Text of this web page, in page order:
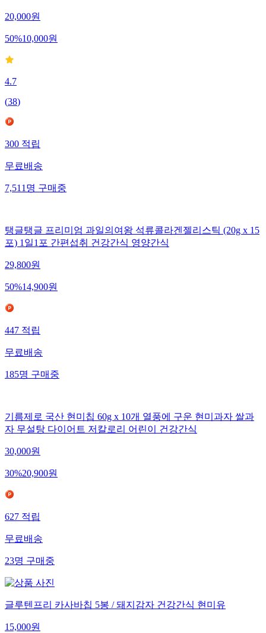
20,000원
50%10,000원
4.7
(38)
300 적립
무료배송
7,511 명 구매중
탱글탱글 프리미엄 과일의여왕 석류콜라겐젤리스틱 (20g x 15
포) 1일1포 간편섭취 건강간식 영양간식
29,800원
50%14,900원
447 적립
무료배송
185명 구매중
기름제로 국산 현미칩 60g x 10개 열풍에 구운 현미과자 쌀과
자 무설탕 다이어트 저칼로리 어린이 건강간식
30,000원
30%20,900원
627적립
무료배송
23명구매중
글루텐프리 카사바칩 5봉 / 돼지감자 건강간식 현미유
15,000원